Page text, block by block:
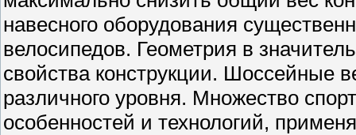
навесного оборудования
велосипедов. Геометрия в
свойства конструкции. Шоссейные
различного уровня. Множество
особенностей и технологий,